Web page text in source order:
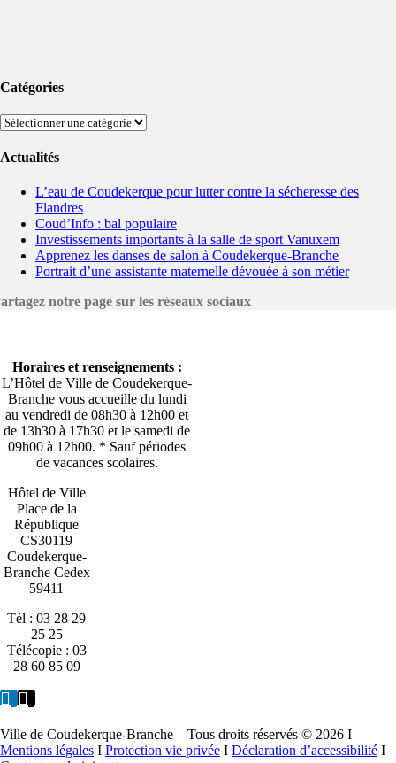
Catégories
Catégories
Actualités
L’eau de Coudekerque pour lutter contre la sécheresse des
Flandres
Coud’Info : bal populaire
Investissements importants à la salle de sport Vanuxem
Apprenez les danses de salon à Coudekerque-Branche
Portrait d’une assistante maternelle dévouée à son métier
notre page sur les réseaux sociaux
Horaires et renseignements :
L’Hôtel de Ville de Coudekerque-
Branche vous accueille du lundi
au vendredi de 08h30 à 12h00 et
de 13h30 à 17h30 et le samedi de
09h00 à 12h00. * Sauf périodes
de vacances scolaires.
Hôtel de Ville
Place de la
République
CS30119
Coudekerque-
Branche Cedex
59411
Tél : 03 28 29
25 25
Télécopie : 03
28 60 85 09
Ville de Coudekerque-Branche – Tous droits réservés © 2026 I
Mentions légales I Protection vie privée I Déclaration d’accessibilité I